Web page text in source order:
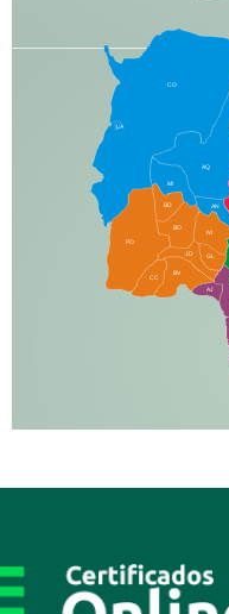
CO
AQ
MI
AN
BD
BO
NI
JD
PO
BV
CC
AJ
GL
LA